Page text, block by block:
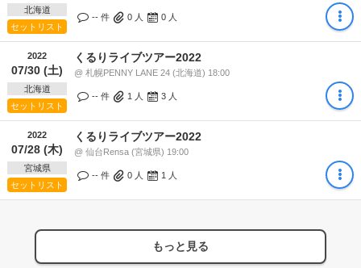
北海道
セットリスト
-- 件 0 人 0 人
2022
07/30 (土)
北海道
セットリスト
くるりライブツアー2022
@ 札幌PENNY LANE 24 (北海道) 18:00
-- 件 1 人 3 人
2022
07/28 (木)
宮城県
セットリスト
くるりライブツアー2022
@ 仙台Rensa (宮城県) 19:00
-- 件 0 人 1 人
もっと見る